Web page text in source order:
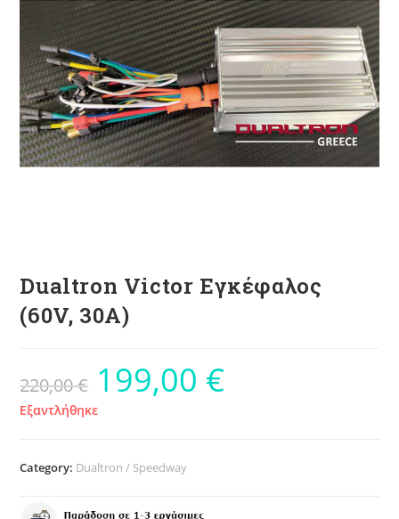
Dualtron Victor Εγκέφαλος
(60V, 30A)
220,00€ 199,00 €
Εξαντλήθηκε
Category: Dualtron / Speedway